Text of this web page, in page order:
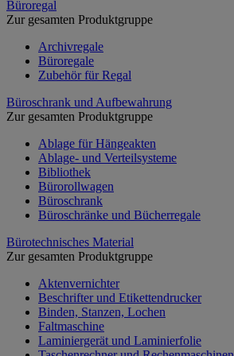
Büroregal
Zur gesamten Produktgruppe
Archivregale
Büroregale
Zubehör für Regal
Büroschrank und Aufbewahrung
Zur gesamten Produktgruppe
Ablage für Hängeakten
Ablage- und Verteilsysteme
Bibliothek
Bürorollwagen
Büroschrank
Büroschränke und Bücherregale
Bürotechnisches Material
Zur gesamten Produktgruppe
Aktenvernichter
Beschrifter und Etikettendrucker
Binden, Stanzen, Lochen
Faltmaschine
Laminiergerät und Laminierfolie